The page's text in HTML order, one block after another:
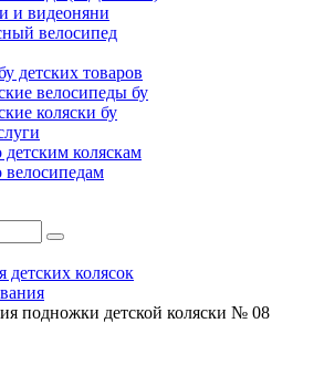
и видеоняни
велосипед
детских товаров
велосипеды бу
коляски бу
детским коляскам
велосипедам
детских колясок
подножки детской коляски № 08